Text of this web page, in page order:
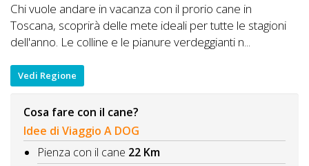
Chi vuole andare in vacanza con il prorio cane in
Toscana, scoprirà delle mete ideali per tutte le stagioni
dell'anno. Le colline e le pianure verdeggianti n...
Vedi Regione
Cosa fare con il cane?
Idee di Viaggio A DOG
Pienza con il cane 22 Km